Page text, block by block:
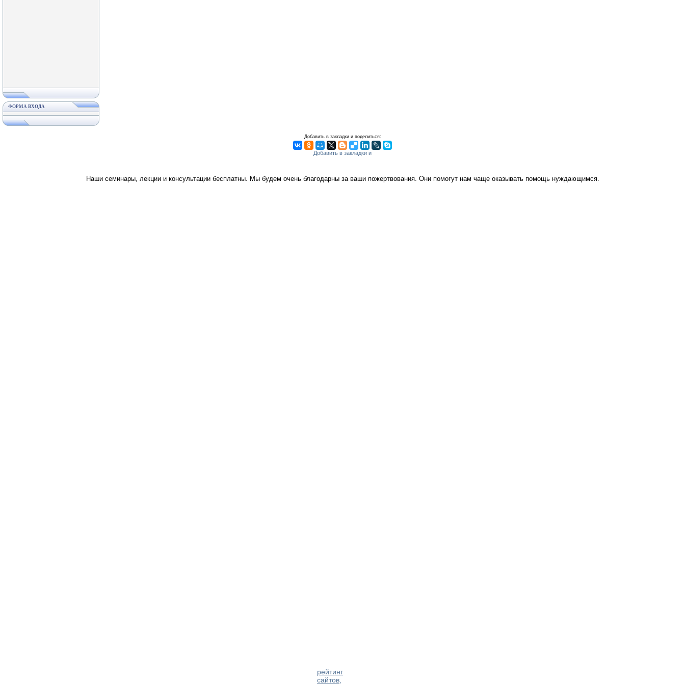
ФОРМА ВХОДА
Добавить в закладки и поделиться:
Наши семинары, лекции и консультации бесплатны. Мы будем очень благодарны за ваши пожертвования. Они помогут нам чаще оказывать помощь нуждающимся.